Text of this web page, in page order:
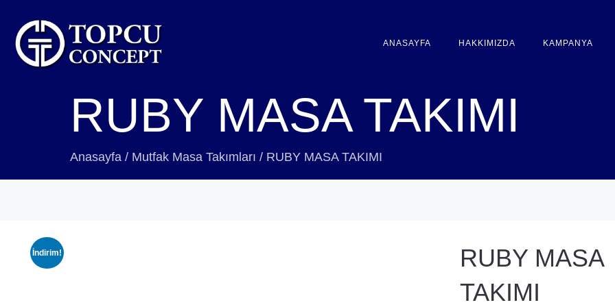
ANASAYFA HAKKIMIZDA KAMPANYA
RUBY MASA TAKIMI
Anasayfa / Mutfak Masa Takımları / RUBY MASA TAKIMI
İndirim!
RUBY MASA
TAKIMI